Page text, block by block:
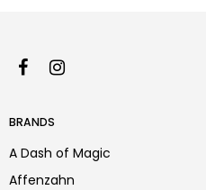
BRANDS
A Dash of Magic
Affenzahn